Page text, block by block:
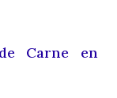
Carne en